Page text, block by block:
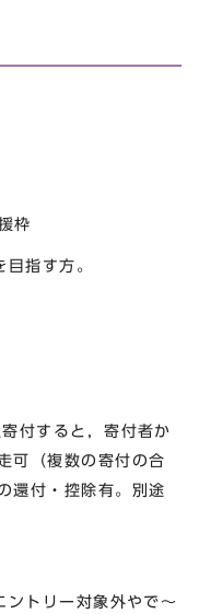
枠
指す方。
付すると，寄付者か
可（複数の寄付の合
還付・控除有。別途
ントリー対象外やで～